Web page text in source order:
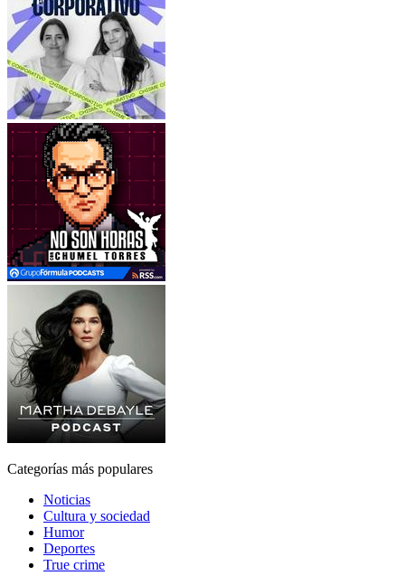
Categorías más populares
Noticias
Cultura y sociedad
Humor
Deportes
True crime